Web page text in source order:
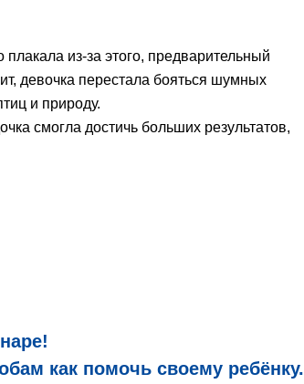
из-за этого, предварительный
девочка перестала бояться шумных
и природу.
смогла достичь больших результатов,
как помочь своему ребёнку.